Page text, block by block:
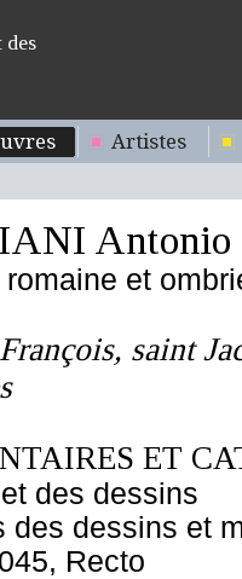
des
Artistes
Antonio
romaine et
saint
ET
des dessins
des dessins et
Recto